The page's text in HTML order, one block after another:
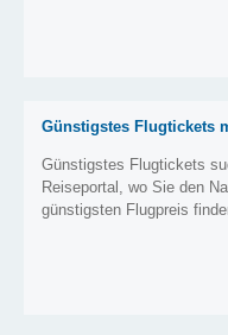
Günstigstes Flugtickets
Günstigstes Flugtickets
Reiseportal, wo Sie den
günstigsten Flugpreis